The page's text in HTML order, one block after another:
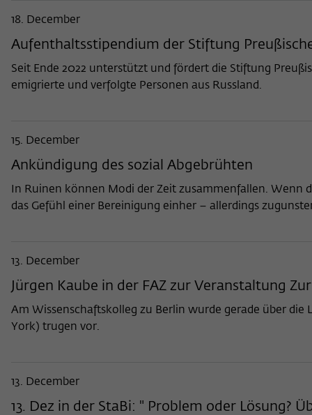
18. December
Aufenthaltsstipendium der Stiftung
Seit Ende 2022 unterstützt und fördert die Stiftung
emigrierte und verfolgte Personen aus Russland.
15. December
Ankündigung des sozial Abgebrühten
In Ruinen können Modi der Zeit zusammenfallen. Wenn
das Gefühl einer Bereinigung einher – allerdings
13. December
Jürgen Kaube in der FAZ zur Veranstaltung
Am Wissenschaftskolleg zu Berlin wurde gerade über
York) trugen vor.
13. December
13. Dez in der StaBi: " Problem oder Lösung?